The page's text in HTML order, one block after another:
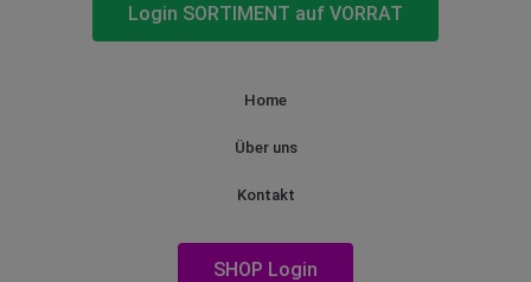
Login SORTIMENT auf VORRAT
Home
Über uns
Kontakt
SHOP Login